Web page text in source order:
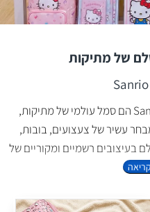
וחברים מבית Sanrio הם סמל עולמי של מתיקות,
עשיר של צעצועים, בובות,
בעיצובים רשמיים ומקוריים של